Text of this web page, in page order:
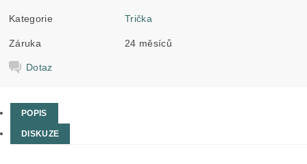
Kategorie Trička
Záruka 24 měsíců
Dotaz
POPIS
DISKUZE